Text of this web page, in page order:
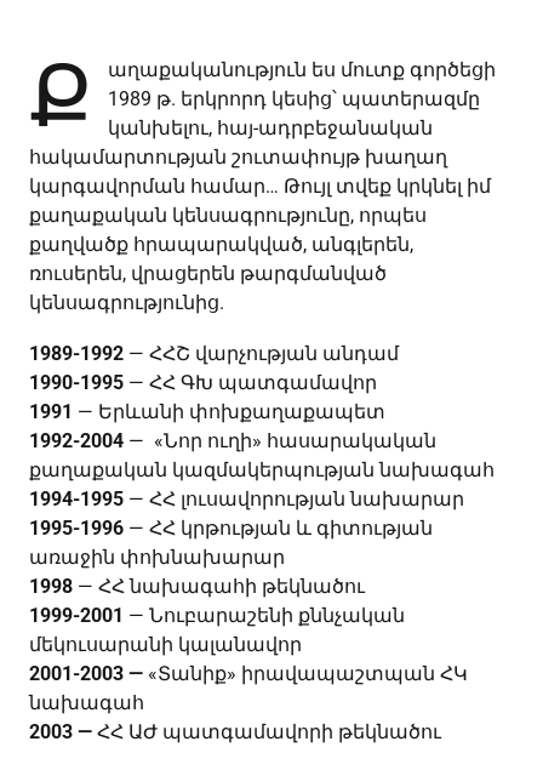
Ք
աղաքականություն ես մուտք գործեցի
1989 թ. երկրորդ կեսից՝ պատերազմը
կանխելու, հայ-ադրբեջանական
հակամարտության շուտափույթ խաղաղ
կարգավորման համար… Թույլ տվեք կրկնել իմ
քաղաքական կենսագրությունը, որպես
քաղվածք հրապարակված, անգլերեն,
ռուսերեն, վրացերեն թարգմանված
կենսագրությունից.
1989-1992 — ՀՀՇ վարչության անդամ
1990-1995 — ՀՀ ԳԽ պատգամավոր
1991 — Երևանի փոխքաղաքապետ
1992-2004 — «Նոր ուղի» հասարակական
քաղաքական կազմակերպության նախագահ
1994-1995 — ՀՀ լուսավորության նախարար
1995-1996 — ՀՀ կրթության և գիտության
առաջին փոխնախարար
1998 — ՀՀ նախագահի թեկնածու
1999-2001 — Նուբարաշենի քննչական
մեկուսարանի կալանավոր
2001-2003 — «Տանիք» իրավապաշտպան ՀԿ
նախագահ
2003 — ՀՀ ԱԺ պատգամավորի թեկնածու